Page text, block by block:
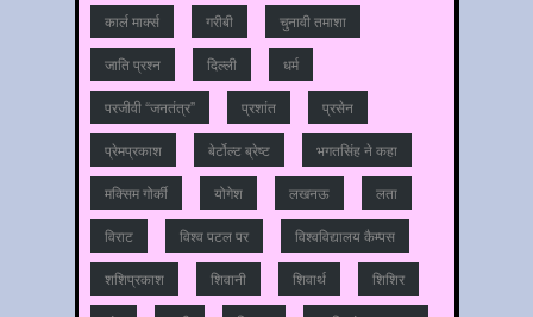
कार्ल मार्क्स गरीबी चुनावी तमाशा
जाति प्रश्‍न दिल्‍ली धर्म
परजीवी “जनतंत्र” प्रशांत प्रसेन
प्रेमप्रकाश बेर्टोल्ट ब्रेष्ट भगतसिंह ने कहा
मक्सिम गोर्की योगेश लखनऊ लता
विराट विश्‍व पटल पर विश्‍वविद्यालय कैम्‍पस
शशिप्रकाश शिवानी शिवार्थ शिशिर